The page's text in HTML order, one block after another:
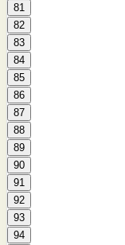
81
82
83
84
85
86
87
88
89
90
91
92
93
94